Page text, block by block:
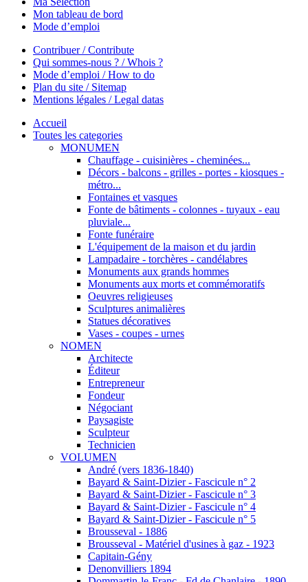
Mon tableau de bord
Mode d’emploi
Contribuer / Contribute
Qui sommes-nous ? / Whois ?
Mode d’emploi / How to do
Plan du site / Sitemap
Mentions légales / Legal datas
Accueil
Toutes les categories
MONUMEN
Chauffage - cuisinières - cheminées...
Décors - balcons - grilles - portes - kiosques -
métro...
Fontaines et vasques
Fonte de bâtiments - colonnes - tuyaux - eau
pluviale...
Fonte funéraire
L'équipement de la maison et du jardin
Lampadaire - torchères - candélabres
Monuments aux grands hommes
Monuments aux morts et commémoratifs
Oeuvres religieuses
Sculptures animalières
Statues décoratives
Vases - coupes - urnes
NOMEN
Architecte
Éditeur
Entrepreneur
Fondeur
Négociant
Paysagiste
Sculpteur
Technicien
VOLUMEN
André (vers 1836-1840)
Bayard & Saint-Dizier - Fascicule n° 2
Bayard & Saint-Dizier - Fascicule n° 3
Bayard & Saint-Dizier - Fascicule n° 4
Bayard & Saint-Dizier - Fascicule n° 5
Brousseval - 1886
Brousseval - Matériel d'usines à gaz - 1923
Capitain-Gény
Denonvilliers 1894